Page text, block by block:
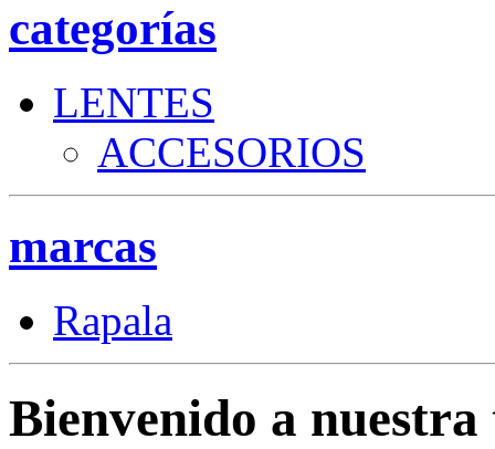
categorías
LENTES
ACCESORIOS
marcas
Rapala
Bienvenido a